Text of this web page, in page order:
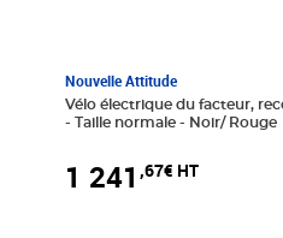
Nouvelle Attitude
Vélo électrique du facteur,
- Taille normale - Noir/ Rouge
1 241 ,67€ HT